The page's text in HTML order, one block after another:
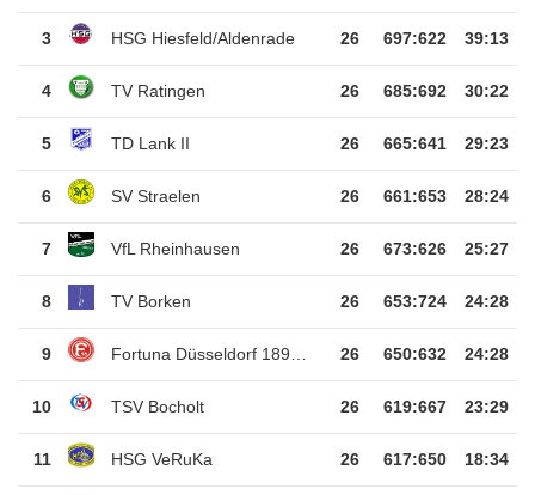
3 HSG Hiesfeld/Aldenrade 26 697:622 39:13
4 TV Ratingen 26 685:692 30:22
5 TD Lank II 26 665:641 29:23
6 SV Straelen 26 661:653 28:24
7 VfL Rheinhausen 26 673:626 25:27
8 TV Borken 26 653:724 24:28
9 26 650:632 24:28
10 TSV Bocholt 26 619:667 23:29
11 HSG VeRuKa 26 617:650 18:34